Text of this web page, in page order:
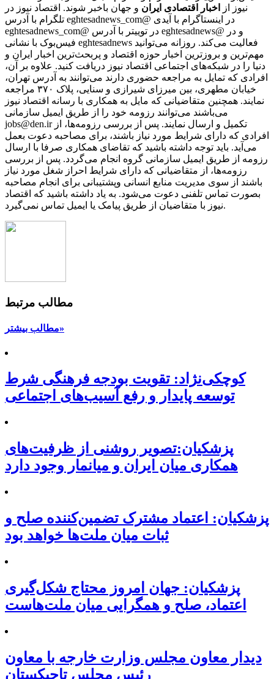
نیوز از
اخبار اقتصادی ایران و جهان باخبر شوند. اقتصاد نیوز در
تلگرام با آدرس eghtesadnews_com@ در اینستاگرام با آیدی
eghtesadnews_com@ در توییتر با آدرس eghtesadnews@ و در
فیس‌بوک با نشانی eghtesadnews فعالیت می‌کند. روزانه می‌توانید
مهم‌ترین و بروزترین اخبار حوزه اقتصاد و پربحث‌ترین اخبار ایران و
دنیا را در شبکه‌های اجتماعی اقتصاد نیوز دریافت کنید. علاوه بر آن،
افرادی که تمایل به مراجعه حضوری دارند می‌توانند به آدرس تهران،
خیابان مطهری، بین میرزای شیرازی و سنایی، پلاک ۳۷۰ مراجعه
نمایند. همچنین متقاضیانی که مایل به همکاری با رسانه‌ اقتصاد نیوز
می‌باشند می‌توانند رزومه خود را از طریق ایمیل سازمانی
jobs@den.ir تکمیل و ارسال نمایند. پس از بررسی رزومه‌ها، از
افرادی که دارای شرایط مورد نیاز باشند، برای مصاحبه دعوت بعمل
می‌آید. باید توجه داشته باشید که تقاضای همکاری صرفا با ارسال
رزومه از طریق ایمیل سازمانی گروه انجام می‌گردد. پس از بررسی
رزومه‌ها، از متقاضیانی که دارای شرایط احراز شغل مورد نیاز
باشند از سوی مدیریت منابع انسانی وپشتیبانی برای انجام مصاحبه
بصورت تماس تلفنی دعوت می‌شود. به یاد داشته باشید که اقتصاد
نیوز با متقاضیان از طریق پیامک یا ایمیل تماس نمی‌گیرد.
مطالب مرتبط
مطالب بیشتر»
کوچکی‌نژاد: تقویت بودجه فرهنگی شرط
توسعه پایدار و رفع آسیب‌های اجتماعی
پزشکیان:تصویر روشنی از ظرفیت‌های
همکاری میان ایران و میانمار وجود دارد
پزشکیان: اعتماد مشترک تضمین‌کننده صلح و
ثبات میان ملت‌ها خواهد بود
پزشکیان: جهان امروز محتاج شکل‌گیری
اعتماد، صلح و همگرایی میان ملت‌هاست
دیدار معاون مجلس وزارت خارجه با معاون
رئیس مجلس تاجیکستان